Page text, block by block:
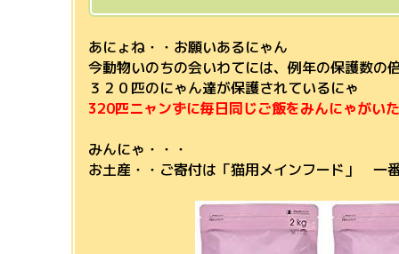
あにょね・・お願いあるにゃん
今動物いのちの会いわてには、例年の保護数の
３２０匹のにゃん達が保護されているにゃ
320匹ニャンずに毎日同じご飯をみんにゃがい
みんにゃ・・・
お土産・・ご寄付は「猫用メインフード」 一